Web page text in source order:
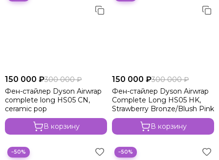
150 000 ₽300 000 ₽
Фен-стайлер Dyson Airwrap
complete long HS05 CN,
ceramic pop
В корзину
150 000 ₽300 000 ₽
Фен-стайлер Dyson Airwrap
Complete Long HS05 HK,
Strawberry Bronze/Blush Pink
В корзину
−50% −50%